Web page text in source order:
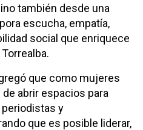
también desde una
escucha, empatía,
social que enriquece
que como mujeres
abrir espacios para
y
que es posible liderar,